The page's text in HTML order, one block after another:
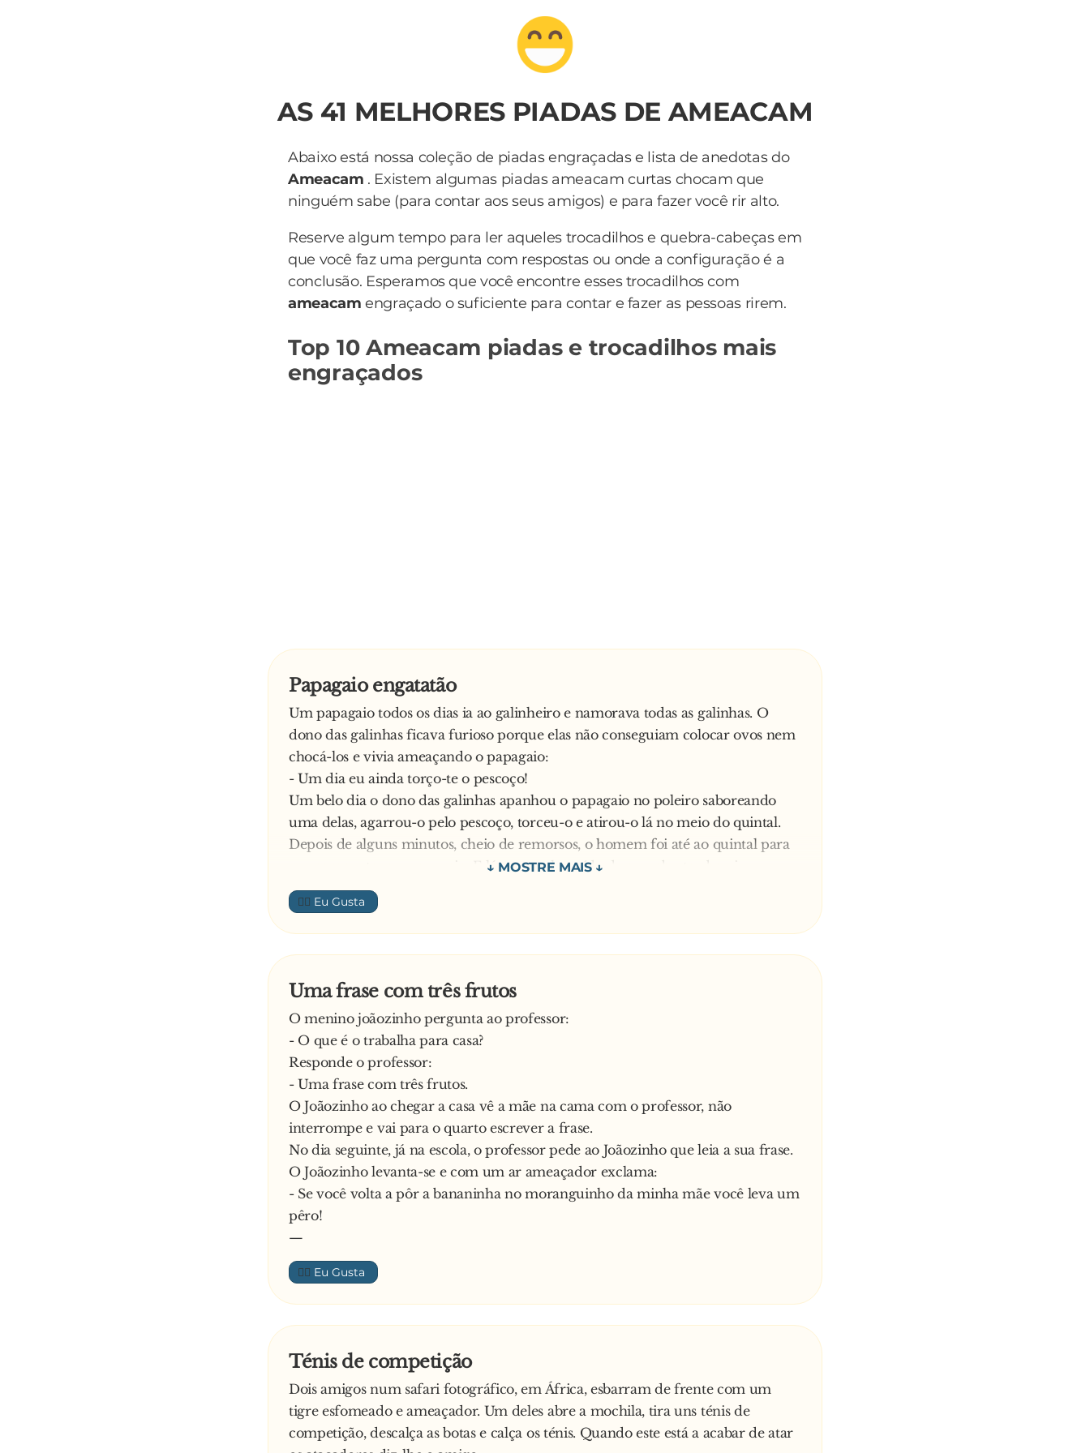
AS 41 MELHORES PIADAS DE AMEACAM
Abaixo está nossa coleção de piadas engraçadas e lista de anedotas do
Ameacam . Existem algumas piadas ameacam curtas chocam que
ninguém sabe (para contar aos seus amigos) e para fazer você rir alto.
Reserve algum tempo para ler aqueles trocadilhos e quebra-cabeças em
que você faz uma pergunta com respostas ou onde a configuração é a
conclusão. Esperamos que você encontre esses trocadilhos com
ameacamengraçado o suficiente para contar e fazer as pessoas rirem.
Top 10 Ameacam piadas e trocadilhos mais
engraçados
Papagaio engatatão
Um papagaio todos os dias ia ao galinheiro e namorava todas as galinhas. O
dono das galinhas ficava furioso porque elas não conseguiam colocar ovos nem
chocá-los e vivia ameaçando o papagaio:
- Um dia eu ainda torço-te o pescoço!
Um belo dia o dono das galinhas apanhou o papagaio no poleiro saboreando
uma delas, agarrou-o pelo pescoço, torceu-o e atirou-o lá no meio do quintal.
Depois de alguns minutos, cheio de remorsos, o homem foi até ao quintal para
ver como estava o papagaio. E lá estava ele, caído de asas abertas, barriga pra
cima, parecendo estar morto e já com vários abutres sobrevoando-o.
O homem, ao ver aquele cenário, aproximou-se e perguntou:
- Papagaio, estás vivo?
Responde o papagaio:
cima?
👍🏼
Uma frase com três frutos
O menino joãozinho pergunta ao professor:
- O que é o trabalha para casa?
Responde o professor:
- Uma frase com três frutos.
O Joãozinho ao chegar a casa vê a mãe na cama com o professor, não
interrompe e vai para o quarto escrever a frase.
No dia seguinte, já na escola, o professor pede ao Joãozinho que leia a sua frase.
O Joãozinho levanta-se e com um ar ameaçador exclama:
- Se você volta a pôr a bananinha no moranguinho da minha mãe você leva um
pêro!
—
👍🏼
Ténis de competição
Dois amigos num safari fotográfico, em África, esbarram de frente com um
tigre esfomeado e ameaçador. Um deles abre a mochila, tira uns ténis de
competição, descalça as botas e calça os ténis. Quando este está a acabar de atar